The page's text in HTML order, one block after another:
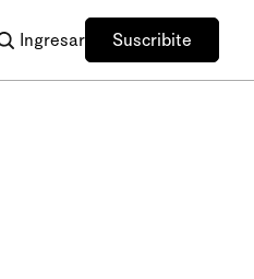
Ingresar Suscribite